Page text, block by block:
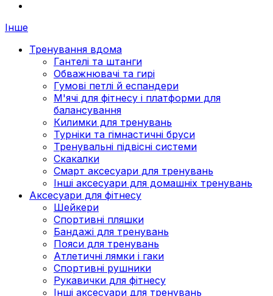
Інше
Тренування вдома
Гантелі та штанги
Обважнювачі та гирі
Гумові петлі й еспандери
М'ячі для фітнесу і платформи для
балансування
Килимки для тренувань
Турніки та гімнастичні бруси
Тренувальні підвісні системи
Скакалки
Смарт аксесуари для тренувань
Інші аксесуари для домашніх тренувань
Аксесуари для фітнесу
Шейкери
Спортивні пляшки
Бандажі для тренувань
Пояси для тренувань
Атлетичні лямки і гаки
Спортивні рушники
Рукавички для фітнесу
Інші аксесуари для тренувань